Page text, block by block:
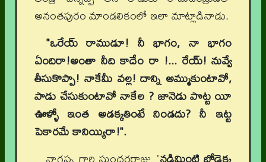
అనంతపురం మాండలికంలో ఇలా మాట్లాడినాడు.
"ఒరేయ్ రాముడూ! నీ భాగం, నా భాగం
ఏందిరా!అంతా నీది కాదేం రా !... రేయ్! నువ్వే
తీసుకొప్పా! నాకేమీ వల్ల! దాన్ని అమ్ముకుంటావో,
పాడు చేసుకుంటావో నాకేల ? జానెడు పొట్ట యీ
ఊళ్ళో ఇంత అడక్కతింటే నిండదు? నీ ఇట్ట
పెకారమే కానియ్యిరా!".